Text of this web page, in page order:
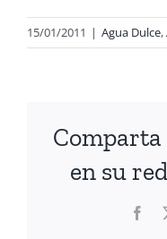
15/01/2011 | Agua Dulce,
en su